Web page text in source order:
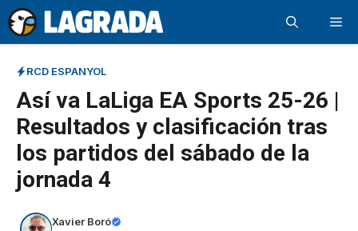
Saltar
al
contenido
RCD ESPANYOL
Así va LaLiga EA Sports 25-26 |
Resultados y clasificación tras
los partidos del sábado de la
jornada 4
Xavier Boró